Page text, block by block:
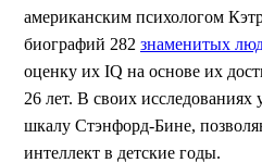
американским психологом
биографий 282 знаменитых
оценку их IQ на основе их
26 лет. В своих
шкалу Стэнфорд-Бине,
интеллект в детские годы.